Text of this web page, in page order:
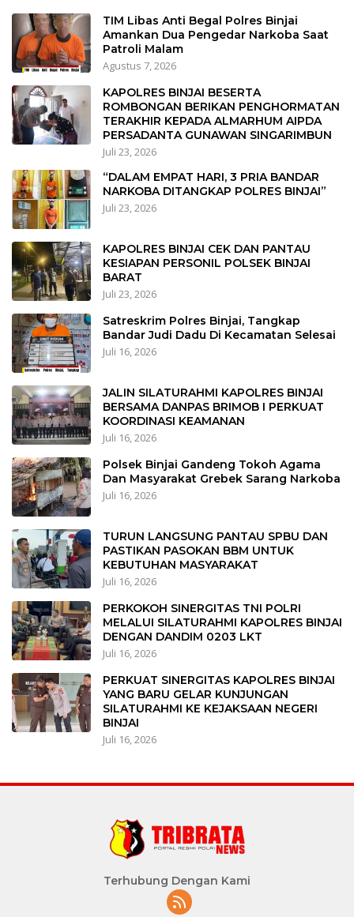
TIM Libas Anti Begal Polres Binjai
Amankan Dua Pengedar Narkoba Saat
Patroli Malam
Agustus 7, 2026
KAPOLRES BINJAI BESERTA
ROMBONGAN BERIKAN PENGHORMATAN
TERAKHIR KEPADA ALMARHUM AIPDA
PERSADANTA GUNAWAN SINGARIMBUN
Juli 23, 2026
“DALAM EMPAT HARI, 3 PRIA BANDAR
NARKOBA DITANGKAP POLRES BINJAI”
Juli 23, 2026
KAPOLRES BINJAI CEK DAN PANTAU
KESIAPAN PERSONIL POLSEK BINJAI
BARAT
Juli 23, 2026
Satreskrim Polres Binjai, Tangkap
Bandar Judi Dadu Di Kecamatan Selesai
Juli 16, 2026
JALIN SILATURAHMI KAPOLRES BINJAI
BERSAMA DANPAS BRIMOB I PERKUAT
KOORDINASI KEAMANAN
Juli 16, 2026
Polsek Binjai Gandeng Tokoh Agama
Dan Masyarakat Grebek Sarang Narkoba
Juli 16, 2026
TURUN LANGSUNG PANTAU SPBU DAN
PASTIKAN PASOKAN BBM UNTUK
KEBUTUHAN MASYARAKAT
Juli 16, 2026
PERKOKOH SINERGITAS TNI POLRI
MELALUI SILATURAHMI KAPOLRES BINJAI
DENGAN DANDIM 0203 LKT
Juli 16, 2026
PERKUAT SINERGITAS KAPOLRES BINJAI
YANG BARU GELAR KUNJUNGAN
SILATURAHMI KE KEJAKSAAN NEGERI
BINJAI
Juli 16, 2026
Terhubung Dengan Kami